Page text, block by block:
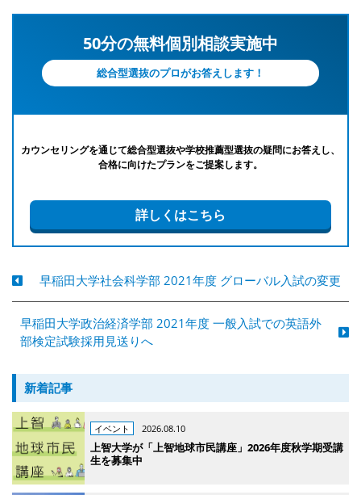
50分の無料個別相談実施中
総合型選抜のプロがお答えします！
カウンセリングを通じて総合型選抜や学校推薦型選抜の疑問にお答えし、
合格に向けたプランをご提案します。
詳しくはこちら
早稲田大学社会科学部 2021年度 グローバル入試の変更
早稲田大学政治経済学部 2021年度 一般入試での英語外
部検定試験採用見送りへ
新着記事
イベント 2026.08.10
上智大学が「上智地球市民講座」2026年度秋学期受講
生を募集中